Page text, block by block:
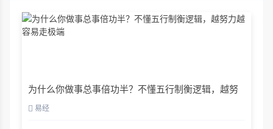
为什么你做事总事倍功半？不懂五行制衡逻辑，越努
力越容易走极端
易经